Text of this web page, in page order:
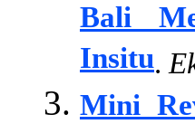
Bali
Insitu.
Mini